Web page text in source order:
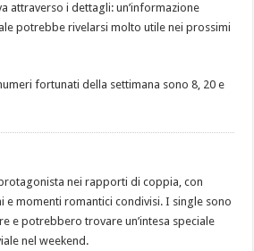
attraverso i dettagli: un’informazione
potrebbe rivelarsi molto utile nei prossimi
fortunati della settimana sono 8, 20 e
nei rapporti di coppia, con
e momenti romantici condivisi. I single sono
e potrebbero trovare un’intesa speciale
nel weekend.